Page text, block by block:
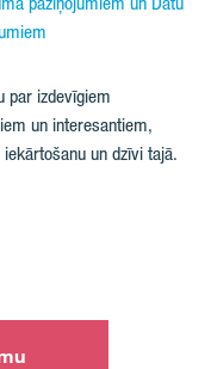
par izdevīgiem
un interesantiem,
un dzīvi tajā.